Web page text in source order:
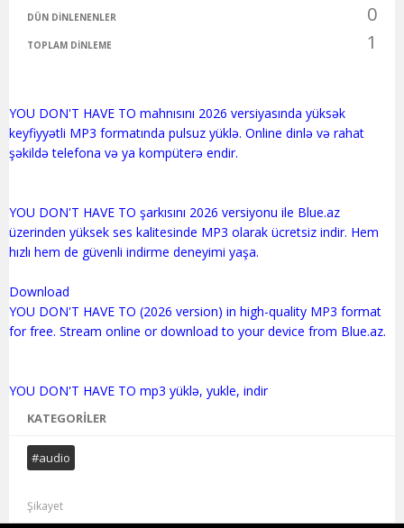
DÜN DINLENENLER 0
TOPLAM DINLEME 1
YOU DON'T HAVE TO mahnısını 2026 versiyasında yüksək
keyfiyyətli MP3 formatında pulsuz yüklə. Online dinlə və rahat
şəkildə telefona və ya kompüterə endir.
YOU DON'T HAVE TO şarkısını 2026 versiyonu ile Blue.az
üzerinden yüksek ses kalitesinde MP3 olarak ücretsiz indir. Hem
hızlı hem de güvenli indirme deneyimi yaşa.
Download
YOU DON'T HAVE TO (2026 version) in high-quality MP3 format
for free. Stream online or download to your device from Blue.az.
KATEGORILER
#audio
Şikayet